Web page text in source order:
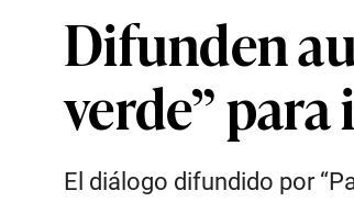
Difunden
verde”
El diálogo difundido por